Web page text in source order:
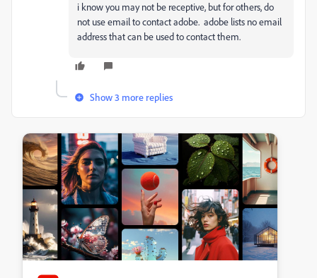
i know you may not be receptive, but for others, do
not use email to contact adobe. adobe lists no email
address that can be used to contact them.
Show 3 more replies